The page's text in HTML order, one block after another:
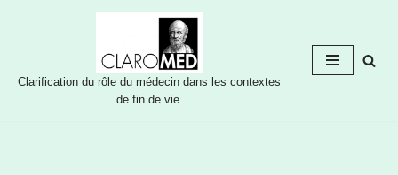
contenu
Clarification du rôle du médecin dans les contextes
de fin de vie.